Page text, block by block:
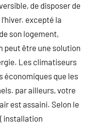
de disposer de
excepté la
son logement,
peut être une solution
Les climatiseurs
économiques que les
par ailleurs, votre
est assaini. Selon le
installation